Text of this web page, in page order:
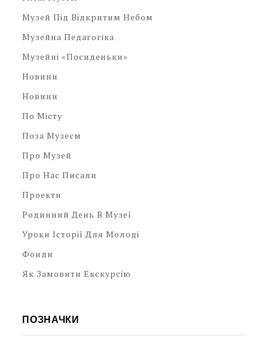
Музей Під Відкритим Небом
Музейна Педагогіка
Музейні «посиденьки»
Новини
Новини
По Місту
Поза Музеєм
Про Музей
Про Нас Писали
Проекти
Родинний День В Музеї
Уроки Історії Для Молоді
Фонди
Як Замовити Екскурсію
ПОЗНАЧКИ